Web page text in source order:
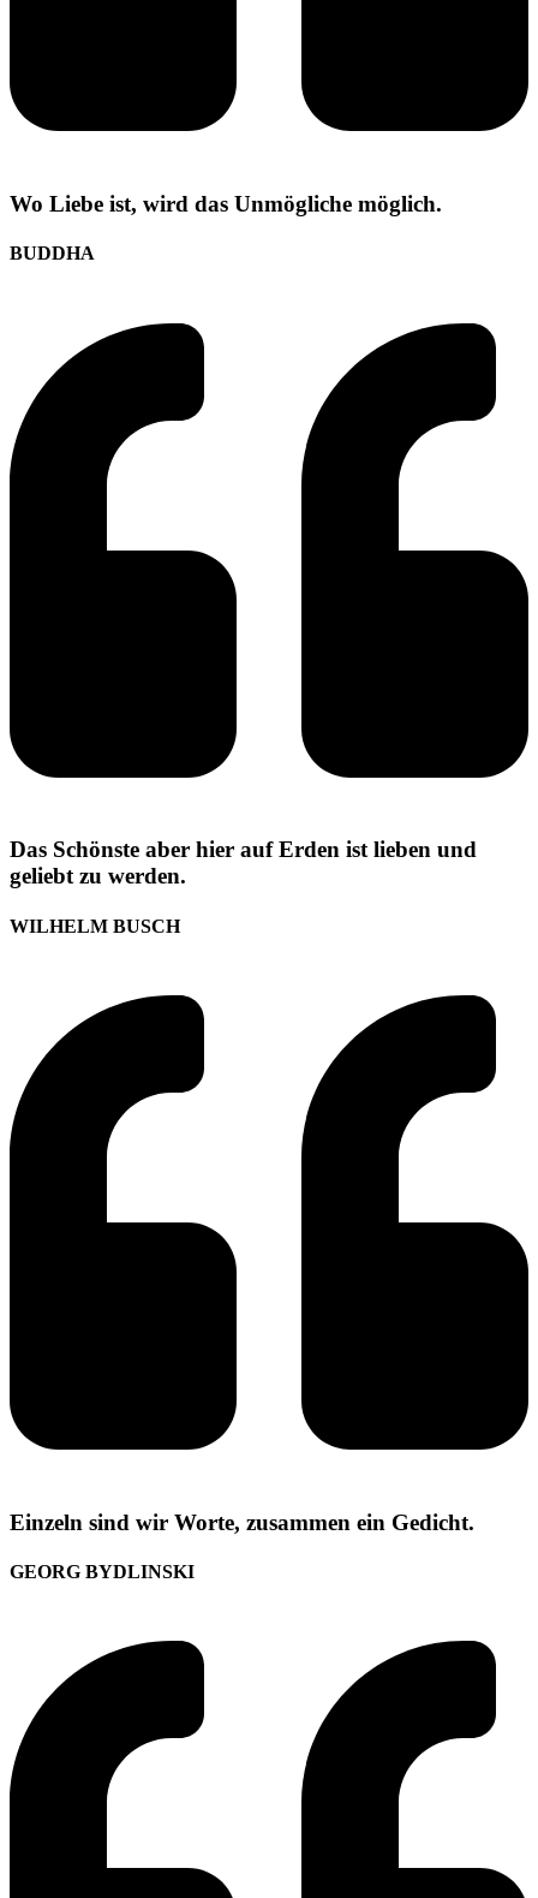
Wo Liebe ist, wird das Unmögliche möglich.
BUDDHA
Das Schönste aber hier auf Erden ist lieben und
geliebt zu werden.
WILHELM BUSCH
Einzeln sind wir Worte, zusammen ein Gedicht.
GEORG BYDLINSKI